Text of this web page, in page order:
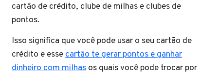
cartão de crédito, clube de milhas e clubes de
pontos.
Isso significa que você pode usar o seu cartão de
crédito e essecartão te gerar pontos e ganhar
dinheiro com milhas os quais você pode trocar por